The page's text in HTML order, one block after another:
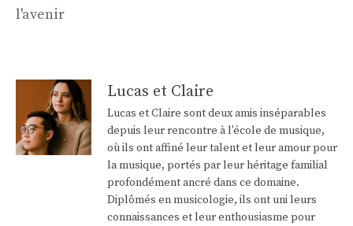
l'avenir
Lucas et Claire
Lucas et Claire sont deux amis inséparables
depuis leur rencontre à l'école de musique,
où ils ont affiné leur talent et leur amour pour
la musique, portés par leur héritage familial
profondément ancré dans ce domaine.
Diplômés en musicologie, ils ont uni leurs
connaissances et leur enthousiasme pour